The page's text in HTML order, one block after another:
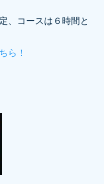
、コースは６時間と
ら！